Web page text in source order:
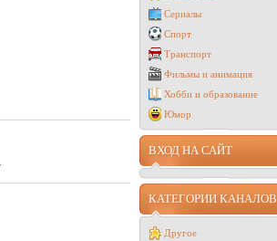
Сериалы
Спорт
Транспорт
Фильмы и анимация
Хобби и образование
Юмор
ВХОД НА САЙТ
КАТЕГОРИИ КАНАЛОВ
Другое